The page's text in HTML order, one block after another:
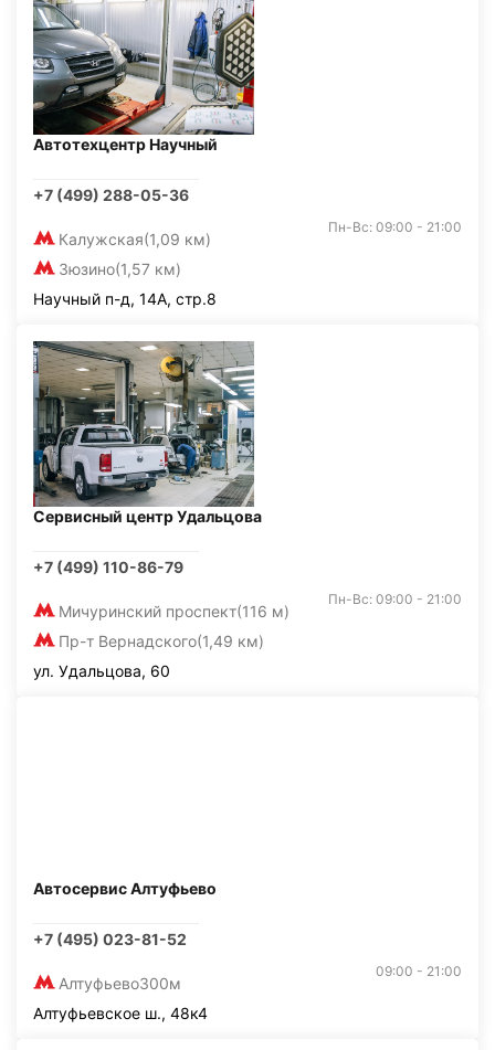
Автотехцентр Научный
+7 (499) 288-05-36
Калужская(1,09 км)
Зюзино(1,57 км)
Пн-Вс: 09:00 - 21:00
Научный п-д, 14А, стр.8
Сервисный центр Удальцова
+7 (499) 110-86-79
Мичуринский проспект(116 м)
Пр-т Вернадского(1,49 км)
Пн-Вс: 09:00 - 21:00
ул. Удальцова, 60
Автосервис Алтуфьево
+7 (495) 023-81-52
Алтуфьево300м
09:00 - 21:00
Алтуфьевское ш., 48к4